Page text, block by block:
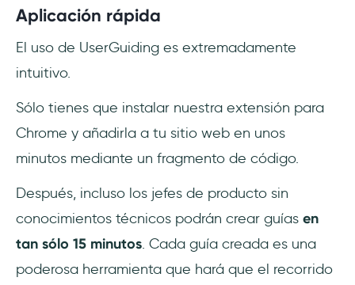
Aplicación rápida
El uso de UserGuiding es extremadamente
intuitivo.
Sólo tienes que instalar nuestra extensión para
Chrome y añadirla a tu sitio web en unos
minutos mediante un fragmento de código.
Después, incluso los jefes de producto sin
conocimientos técnicos podrán crear guías en
tan sólo 15 minutos. Cada guía creada es una
poderosa herramienta que hará que el recorrido